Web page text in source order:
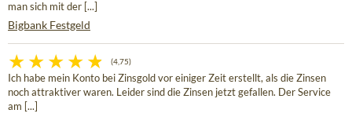
man sich mit der [...]
Bigbank Festgeld
(4,75)
Ich habe mein Konto bei Zinsgold vor einiger Zeit erstellt, als die Zinsen
noch attraktiver waren. Leider sind die Zinsen jetzt gefallen. Der Service
am [...]